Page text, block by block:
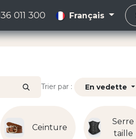
36 011 300 Français
Trier par : En vedette
Ceinture
Serre
taille